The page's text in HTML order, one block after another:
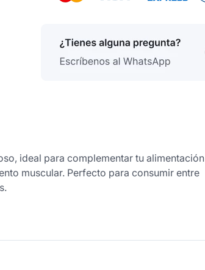
ideal para complementar tu alimentación
muscular. Perfecto para consumir entre